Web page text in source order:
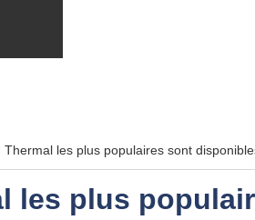
Thermal les plus populaires sont
les plus